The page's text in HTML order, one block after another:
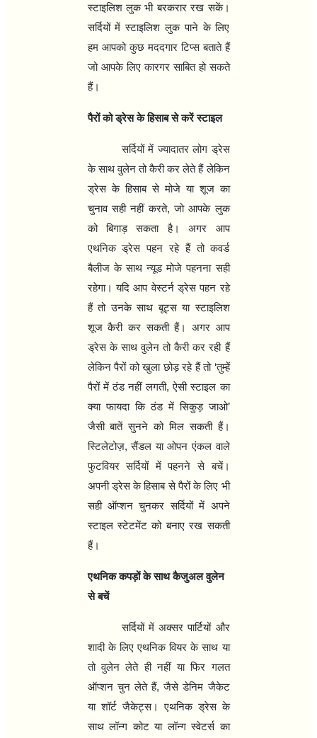
स्टाइलिश लुक भी बरकरार रख सकें।
सर्दियों में स्टाइलिश लुक पाने के लिए
हम आपको कुछ मददगार टिप्स बताते हैं
जो आपके लिए कारगर साबित हो सकते
हैं।
पैरों को ड्रेस के हिसाब से करें स्टाइल
सर्दियों में ज्यादातर लोग ड्रेस
के साथ वुलेन तो कैरी कर लेते हैं लेकिन
ड्रेस के हिसाब से मोजे या शूज का
चुनाव सही नहीं करते,जो आपके लुक
को बिगाड़ सकता है। अगर आप
एथनिक ड्रेस पहन रहे हैं तो कवर्ड
बैलीज के साथ न्यूड मोजे पहनना सही
रहेगा। यदि आप वेस्टर्न ड्रेस पहन रहे
हैं तो उनके साथ बूट्स या स्टाइलिश
शूज कैरी कर सकती हैं। अगर आप
ड्रेस के साथ वुलेन तो कैरी कर रही हैं
लेकिन पैरों को खुला छोड़ रहे हैं तो ‘तुम्हें
पैरों में ठंड नहीं लगती,ऐसी स्टाइल का
क्या फायदा कि ठंड में सिकुड़ जाओ’
जैसी बातें सुनने को मिल सकती हैं।
स्टिलेटोज़,सैंडल या ओपन एंकल वाले
फुटवियर सर्दियों में पहनने से बचें।
अपनी ड्रेस के हिसाब से पैरों के लिए भी
सही ऑप्शन चुनकर सर्दियों में अपने
स्टाइल स्टेटमेंट को बनाए रख सकती
हैं।
एथनिक कपड़ों के साथ कैजुअल वुलेन
से बचें
सर्दियों में अक्सर पार्टियों और
शादी के लिए एथनिक वियर के साथ या
तो वुलेन लेते ही नहीं या फिर गलत
ऑप्शन चुन लेते हैं,जैसे डेनिम जैकेट
या शॉर्ट जैकेट्स। एथनिक ड्रेस के
साथ लॉन्ग कोट या लॉन्ग स्वेटर्स का